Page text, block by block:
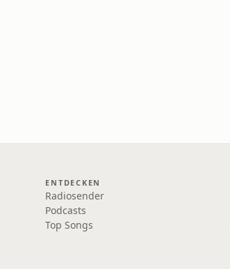
ENTDECKEN
Radiosender
Podcasts
Top Songs